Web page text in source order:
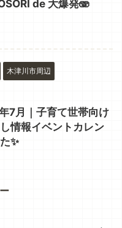
de 大爆発🫨
木津川市周辺
7月｜子育て世帯向け
情報イベントカレン
✨